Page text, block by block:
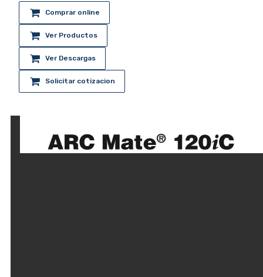
Comprar online
Ver Productos
Ver Descargas
Solicitar cotizacion